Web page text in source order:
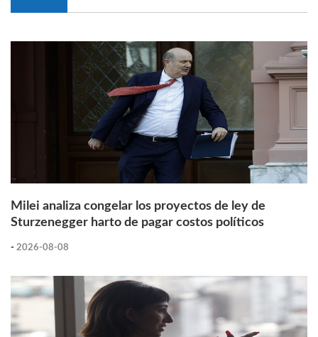
Milei analiza congelar los proyectos de ley de
Sturzenegger harto de pagar costos políticos
- 2026-08-08